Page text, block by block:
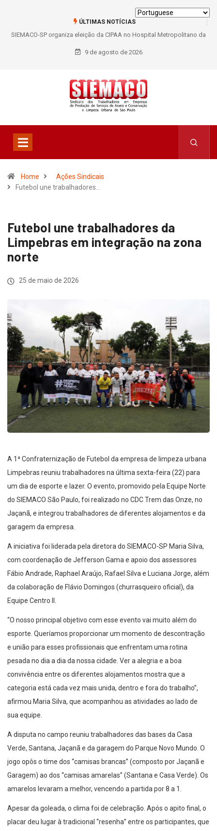
ÚLTIMAS NOTÍCIAS
eleição da CIPAA no Hospital Metropolitano da
fortalece participação dos trabalhadores
SIEMACO São
9 de agosto de 2026
Home
Ações Sindicais
Futebol une trabalhadores…
Futebol une trabalhadores da
Limpebras em integração na zona
norte
25 de maio de 2026
A 1ª Confraternização de Futebol da empresa de limpeza urbana
Limpebras reuniu trabalhadores na última sexta-feira (22) para
um dia de esporte e lazer. O evento, promovido pela Equipe Norte
do SIEMACO São Paulo, foi realizado no CDC Trem das Onze, no
Jaçanã, e integrou trabalhadores de diferentes alojamentos e da
garagem da empresa.
A iniciativa foi liderada pela diretora do SIEMACO-SP Maria Silva,
com coordenação de Jefferson Gama e apoio dos assessores
Fábio Andrade, Raphael Araújo, Rafael Silva e Luciana Jorge, além
da colaboração de Flávio Domingos (churrasqueiro oficial), da
Equipe Centro II.
“O nosso principal objetivo com esse evento vai muito além do
esporte. Queríamos proporcionar um momento de descontração
e união para esses profissionais que enfrentam uma rotina
pesada no dia a dia da nossa cidade. Ver a alegria e a boa
convivência entre os diferentes alojamentos mostra que a
categoria está cada vez mais unida, dentro e fora do trabalho”,
afirmou Maria Silva, que acompanhou as atividades ao lado de
sua equipe.
A disputa no campo reuniu trabalhadores das bases da Casa
Verde, Santana, Jaçanã e da garagem do Parque Novo Mundo. O
jogo opôs o time dos “camisas brancas” (composto por Jaçanã e
Garagem) ao dos “camisas amarelas” (Santana e Casa Verde). Os
amarelos levaram a melhor, vencendo a partida por 8 a 1.
Apesar da goleada, o clima foi de celebração. Após o apito final, o
placar deu lugar à tradicional “resenha” entre os participantes, que